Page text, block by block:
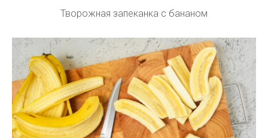
Творожная запеканка с бананом